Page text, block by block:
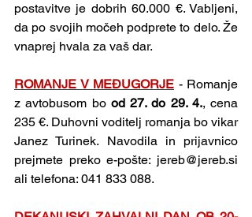
postavitve je dobrih 60.000 €. Vabljeni,
da po svojih močeh podprete to delo. Že
vnaprej hvala za vaš dar.
ROMANJE V MEĐUGORJE - Romanje
z avtobusom bo od 27. do 29. 4., cena
235 €. Duhovni voditelj romanja bo vikar
Janez Turinek. Navodila in prijavnico
prejmete preko e-pošte: jereb@jereb.si
ali telefona: 041 833 088.